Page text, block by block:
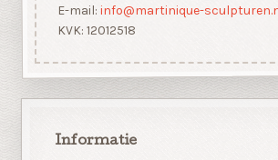
E-mail: info@martinique-
KVK: 12012518
Informatie